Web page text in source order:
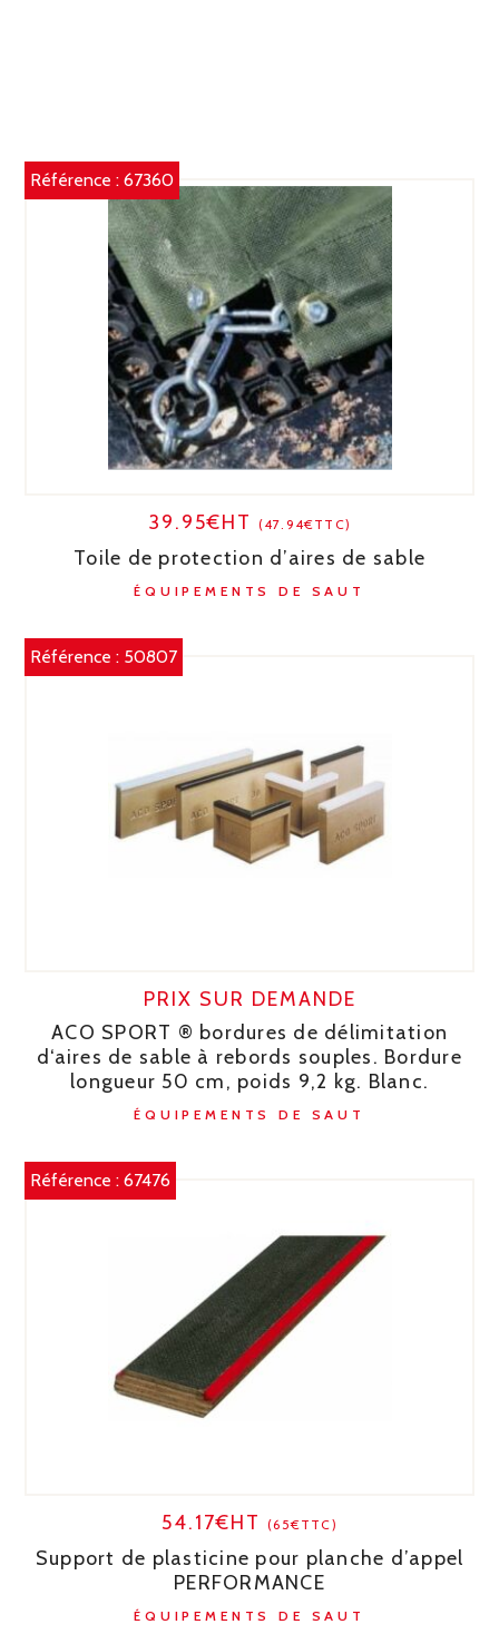
Référence :67360
39.95€HT (47.94€TTC)
Toile de protection d’aires de sable
ÉQUIPEMENTS DE SAUT
Référence : 50807
PRIX SUR DEMANDE
ACO SPORT ® bordures de délimitation
d‘aires de sable à rebords souples. Bordure
longueur 50 cm, poids 9,2 kg. Blanc.
ÉQUIPEMENTS DE SAUT
Référence :67476
54.17€HT(65€TTC)
Support de plasticine pour planche d’appel
PERFORMANCE
ÉQUIPEMENTS DE SAUT